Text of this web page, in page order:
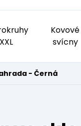
XXL
Kovové
svícny
- Černá